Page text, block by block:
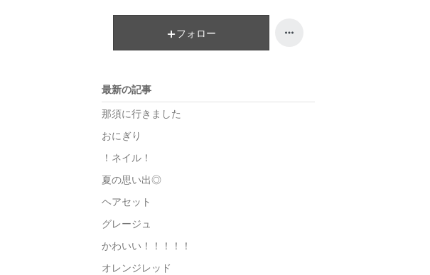
フォロー
最新の記事
那須に行きました
おにぎり
！ネイル！
夏の思い出◎
ヘアセット
グレージュ
かわいい！！！！！
オレンジレッド